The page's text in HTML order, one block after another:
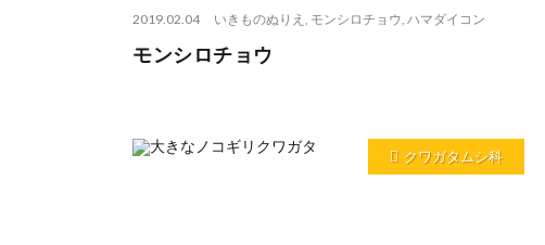
2019.02.04 いきものぬりえ , モンシロチョウ, ハマダイコン
モンシロチョウ
クワガタムシ科